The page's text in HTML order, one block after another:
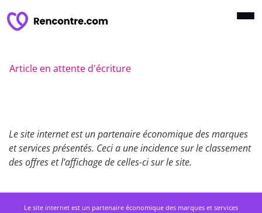
Article en attente d'écriture
Le site internet est un partenaire économique des marques
et services présentés. Ceci a une incidence sur le classement
des offres et l’affichage de celles-ci sur le site.
Le site internet est un partenaire économique des marques et services